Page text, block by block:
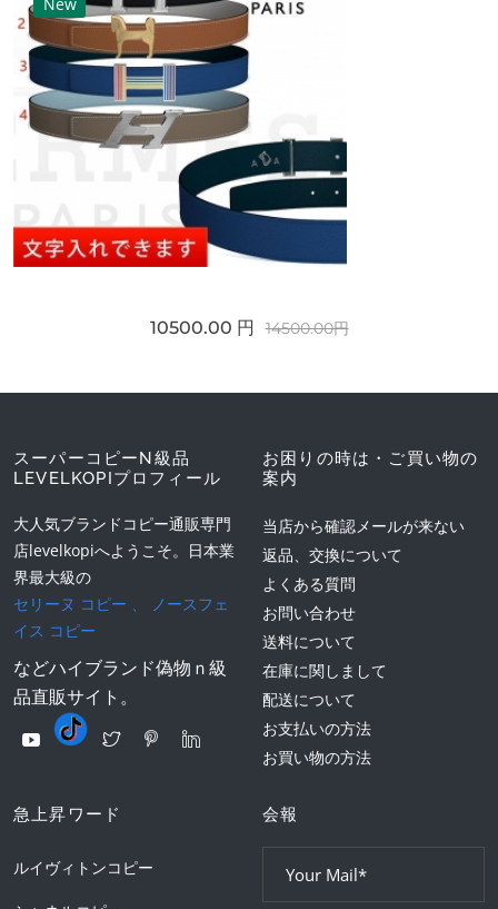
10500.00 円 14500.00円
スーパーコピーN級品
LEVELKOPIプロフィール
大人気ブランドコピー通販専門
店levelkopiへようこそ。日本業
界最大級の
セリーヌ コピー
ノースフェ
イス コピー
などハイブランド偽物ｎ級
品直販サイト。
お困りの時は・ご買い物の
案内
当店から確認メールが来ない
返品、交換について
よくある質問
お問い合わせ
送料について
在庫に関しまして
配送について
お支払いの方法
お買い物の方法
急上昇ワード
ルイヴィトンコピー
会報